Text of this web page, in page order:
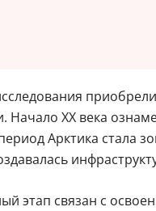
Начало XX века
Арктика стала
этап связан с